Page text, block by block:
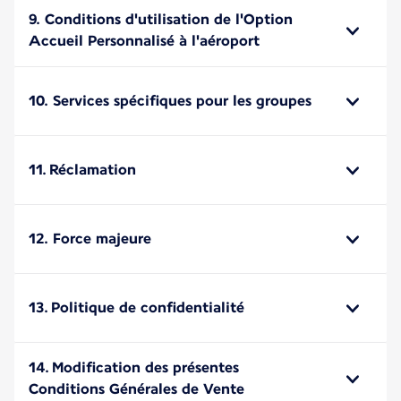
9. Conditions d'utilisation de l'Option
Accueil Personnalisé à l'aéroport
10. Services spécifiques pour les groupes
11. Réclamation
12. Force majeure
13. Politique de confidentialité
14. Modification des présentes
Conditions Générales de Vente